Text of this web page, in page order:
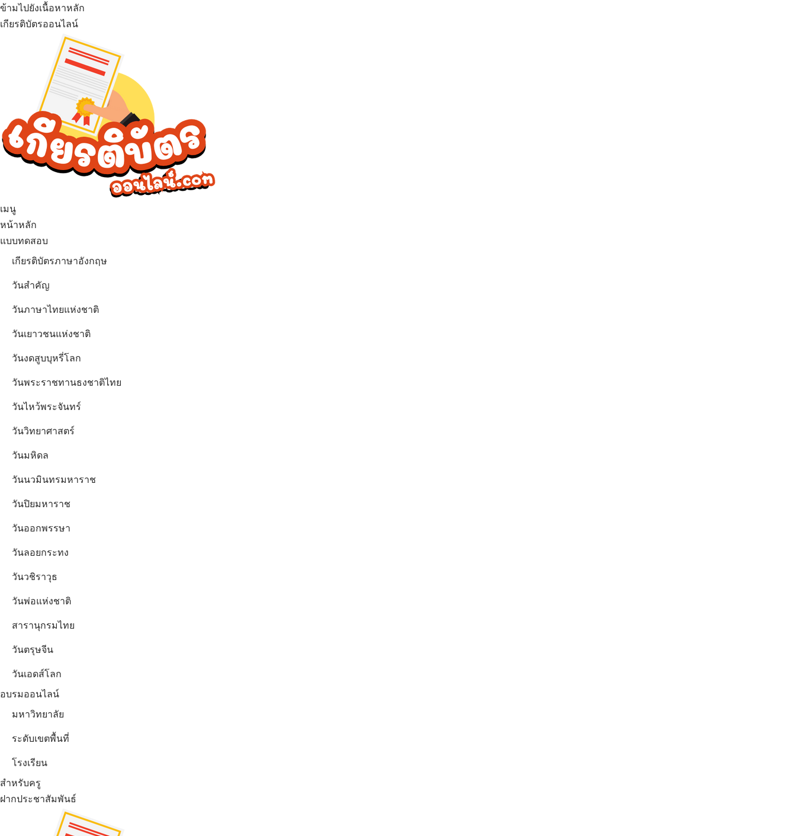
ข้ามไปยังเนื้อหาหลัก
เกียรติบัตรออนไลน์
เมนู
หน้าหลัก
แบบทดสอบ
เกียรติบัตรภาษาอังกฤษ
วันสำคัญ
วันภาษาไทยแห่งชาติ
วันเยาวชนแห่งชาติ
วันงดสูบบุหรี่โลก
วันพระราชทานธงชาติไทย
วันไหว้พระจันทร์​
วันวิทยาศาสตร์
วันมหิดล
วันนวมินทรมหาราช
วันปิยมหาราช
วันออกพรรษา
วันลอยกระทง
วันวชิราวุธ
วันพ่อแห่งชาติ
สารานุกรมไทย
วันตรุษจีน
วันเอดส์โลก
อบรมออนไลน์
มหาวิทยาลัย
ระดับเขตพื้นที่
โรงเรียน
สำหรับครู
ฝากประชาสัมพันธ์